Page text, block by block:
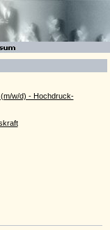
w/d) - Hochdruck-